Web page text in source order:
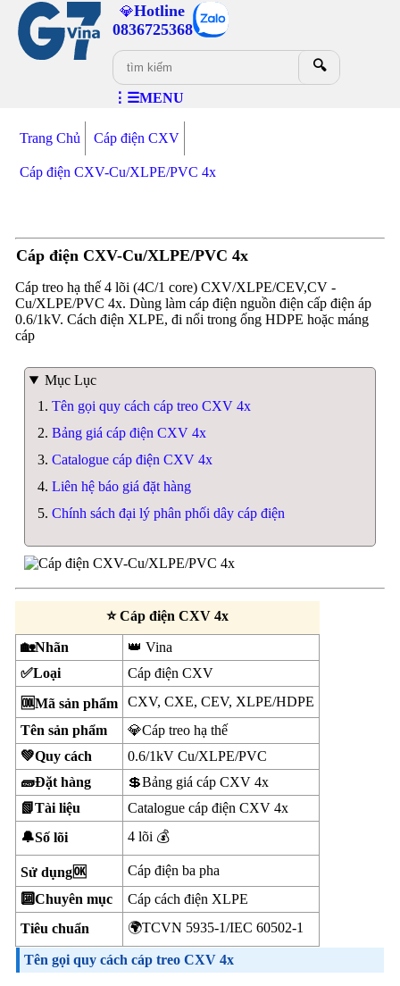
💎Hotline
0836725368
🔍
⋮☰MENU
Trang Chủ Cáp điện CXV
Cáp điện CXV-Cu/XLPE/PVC 4x
Cáp điện CXV-Cu/XLPE/PVC 4x
Cáp treo hạ thế 4 lõi (4C/1 core) CXV/XLPE/CEV,CV -
Cu/XLPE/PVC 4x. Dùng làm cáp điện nguồn điện cấp điện áp
0.6/1kV. Cách điện XLPE, đi nổi trong ống HDPE hoặc máng
cáp
Mục Lục
Tên gọi quy cách cáp treo CXV 4x
Bảng giá cáp điện CXV 4x
Catalogue cáp điện CXV 4x
Liên hệ báo giá đặt hàng
Chính sách đại lý phân phối dây cáp điện
⭐ Cáp điện CXV 4x
🏡Nhãn
👑 Vina
✅Loại
Cáp điện CXV
🆒Mã sản phẩm
CXV, CXE, CEV, XLPE/HDPE
Tên sản phẩm
💎Cáp treo hạ thế
💚Quy cách
0.6/1kV Cu/XLPE/PVC
🧱Đặt hàng
💲Bảng giá cáp CXV 4x
📗Tài liệu
Catalogue cáp điện CXV 4x
🔔Số lõi
4 lõi 💰
Sử dụng🆗
Cáp điện ba pha
🔟Chuyên mục
Cáp cách điện XLPE
Tiêu chuẩn
🌍TCVN 5935-1/IEC 60502-1
Tên gọi quy cách cáp treo CXV 4x